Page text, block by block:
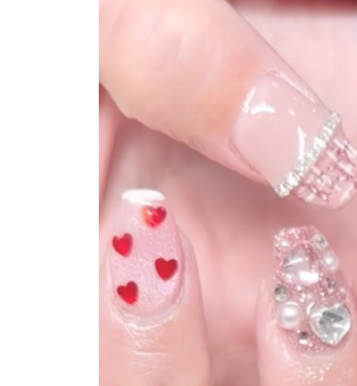
ネイルカタログ
おすすめクーポン
料金メニュー
コンセプト